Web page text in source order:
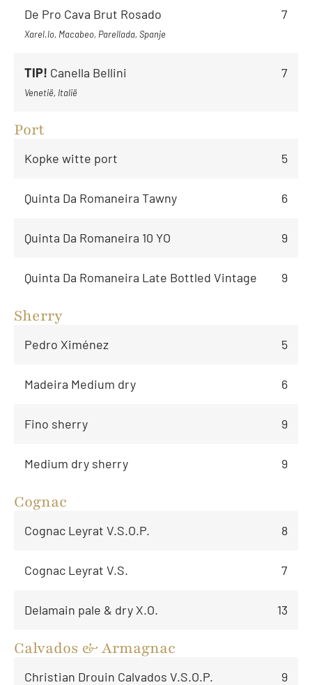
De Pro Cava Brut Rosado
Xarel.lo, Macabeo, Parellada, Spanje
7
TIP! Canella Bellini
Venetië, Italië
7
Port
Kopke witte port 5
Quinta Da Romaneira Tawny 6
Quinta Da Romaneira 10 YO 9
Quinta Da Romaneira Late Bottled Vintage 9
Sherry
Pedro Ximénez 5
Madeira Medium dry 6
Fino sherry 9
Medium dry sherry 9
Cognac
Cognac Leyrat V.S.O.P. 8
Cognac Leyrat V.S. 7
Delamain pale & dry X.O. 13
Calvados & Armagnac
Christian Drouin Calvados V.S.O.P. 9